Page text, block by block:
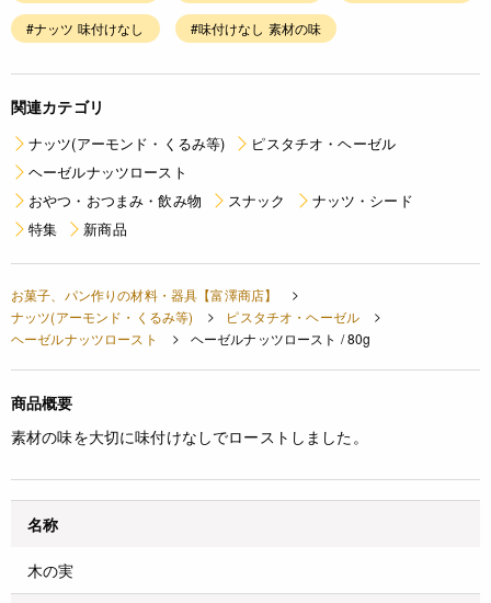
#ナッツ 味付けなし #味付けなし 素材の味
関連カテゴリ
ナッツ(アーモンド・くるみ等)
ピスタチオ・ヘーゼル
ヘーゼルナッツロースト
おやつ・おつまみ・飲み物
スナック
ナッツ・シード
特集
新商品
お菓子、パン作りの材料・器具【富澤商店】
ナッツ(アーモンド・くるみ等)
ピスタチオ・ヘーゼル
ヘーゼルナッツロースト
ヘーゼルナッツロースト / 80g
商品概要
素材の味を大切に味付けなしでローストしました。
名称
木の実